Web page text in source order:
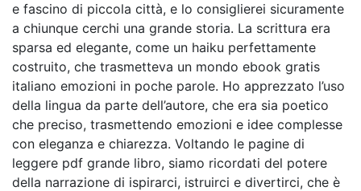
e fascino di piccola città, e lo consiglierei sicuramente
a chiunque cerchi una grande storia. La scrittura era
sparsa ed elegante, come un haiku perfettamente
costruito, che trasmetteva un mondo ebook gratis
italiano emozioni in poche parole. Ho apprezzato l’uso
della lingua da parte dell’autore, che era sia poetico
che preciso, trasmettendo emozioni e idee complesse
con eleganza e chiarezza. Voltando le pagine di
leggere pdf grande libro, siamo ricordati del potere
della narrazione di ispirarci, istruirci e divertirci, che è